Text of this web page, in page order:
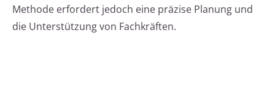
Methode erfordert jedoch eine präzise Planung und
die Unterstützung von Fachkräften.